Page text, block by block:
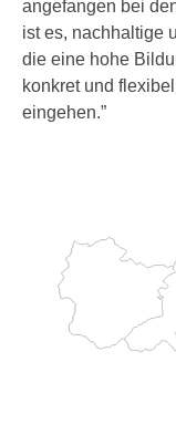
angefangen bei
ist es, nachhaltige
die eine hohe
konkret und
eingehen.”